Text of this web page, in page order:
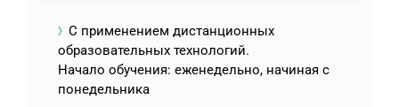
С применением дистанционных
образовательных технологий.
Начало обучения: еженедельно, начиная с
понедельника